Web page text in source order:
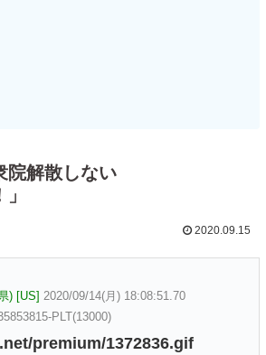
院解散しない
2020.09.15
) [US] 2020/09/14(月) 18:08:51.70
PLT(13000)
premium/1372836.gif